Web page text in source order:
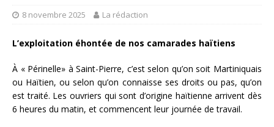
8 novembre 2025 La rédaction
L’exploitation éhontée de nos camarades haïtiens
À « Périnelle» à Saint-Pierre, c’est selon qu’on soit Martiniquais
ou Haïtien, ou selon qu’on connaisse ses droits ou pas, qu’on
est traité. Les ouvriers qui sont d’origine haïtienne arrivent dès
6 heures du matin, et commencent leur journée de travail.